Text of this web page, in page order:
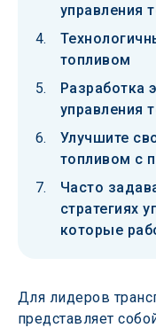
управления
топливом
Разработка
управления
Улучшите
топливом с
Часто
стратегиях
которые
Для лидеров
представляет